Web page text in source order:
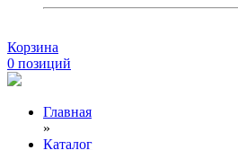
Корзина
0 позиций
Главная
»
Каталог